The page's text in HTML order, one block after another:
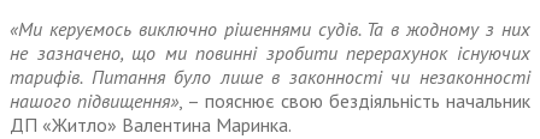
«Ми керуємось виключно рішеннями судів. Та в жодному з них
не зазначено, що ми повинні зробити перерахунок існуючих
тарифів. Питання було лише в законності чи незаконності
нашого підвищення», – пояснює свою бездіяльність начальник
ДП «Житло» Валентина Маринка.